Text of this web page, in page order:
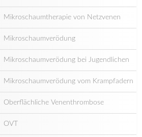
Mikroschaumtherapie von Netzvenen
Mikroschaumverödung
Mikroschaumverödung bei Jugendlichen
Mikroschaumverödung vom Krampfadern
Oberflächliche Venenthrombose
OVT